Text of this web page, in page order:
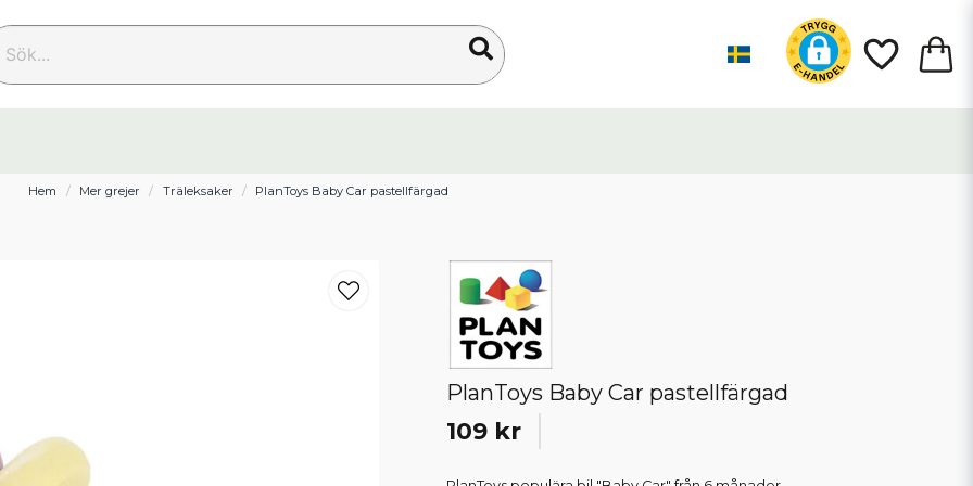
Hem Mer grejer Träleksaker PlanToys Baby Car pastellfärgad
PlanToys Baby Car pastellfärgad
109 kr